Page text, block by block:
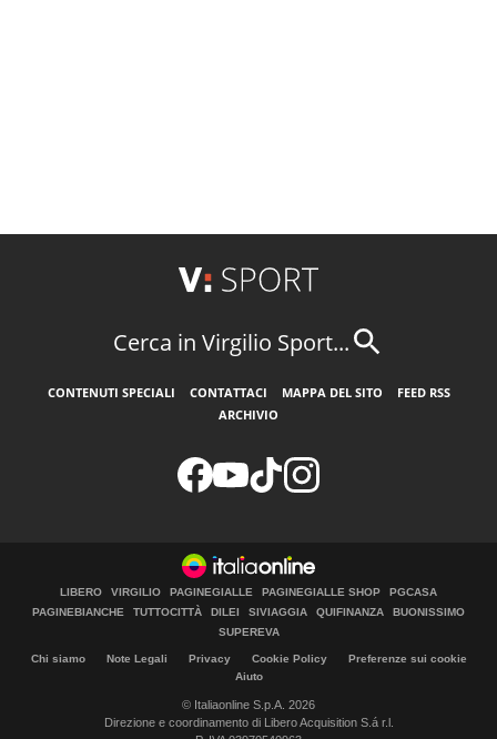
Cerca in Virgilio Sport...
CONTENUTI SPECIALI CONTATTACI MAPPA DEL SITO
FEED RSS
ARCHIVIO
LIBERO VIRGILIO PAGINEGIALLE PAGINEGIALLE SHOP
PGCASA
PAGINEBIANCHE
TUTTOCITTÀ DILEI SIVIAGGIA QUIFINANZA
BUONISSIMO
SUPEREVA
Chi siamo Note Legali Privacy Cookie Policy
Preferenze sui cookie
Aiuto
© Italiaonline S.p.A. 2026
Direzione e coordinamento di Libero Acquisition S.á r.l.